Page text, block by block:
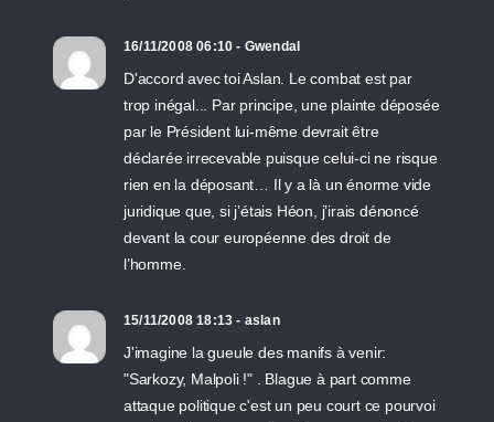
16/11/2008 06:10 - Gwendal
D'accord avec toi Aslan. Le combat est par
trop inégal... Par principe, une plainte déposée
par le Président lui-même devrait être
déclarée irrecevable puisque celui-ci ne risque
rien en la déposant… Il y a là un énorme vide
juridique que, si j’étais Héon, j’irais dénoncé
devant la cour européenne des droit de
l’homme.
15/11/2008 18:13 - aslan
J'imagine la gueule des manifs à venir:
"Sarkozy, Malpoli !" . Blague à part comme
attaque politique c'est un peu court ce pourvoi